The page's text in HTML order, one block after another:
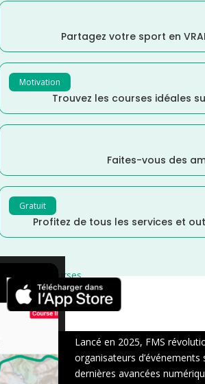
Partagez votre sport en
Motivation
Trouvez les courses idéales
Faites-vous des
Gratuit
Profitez de tous les services et
× courses
Lancé en 2025, FMS
organisateurs
dernières avancées